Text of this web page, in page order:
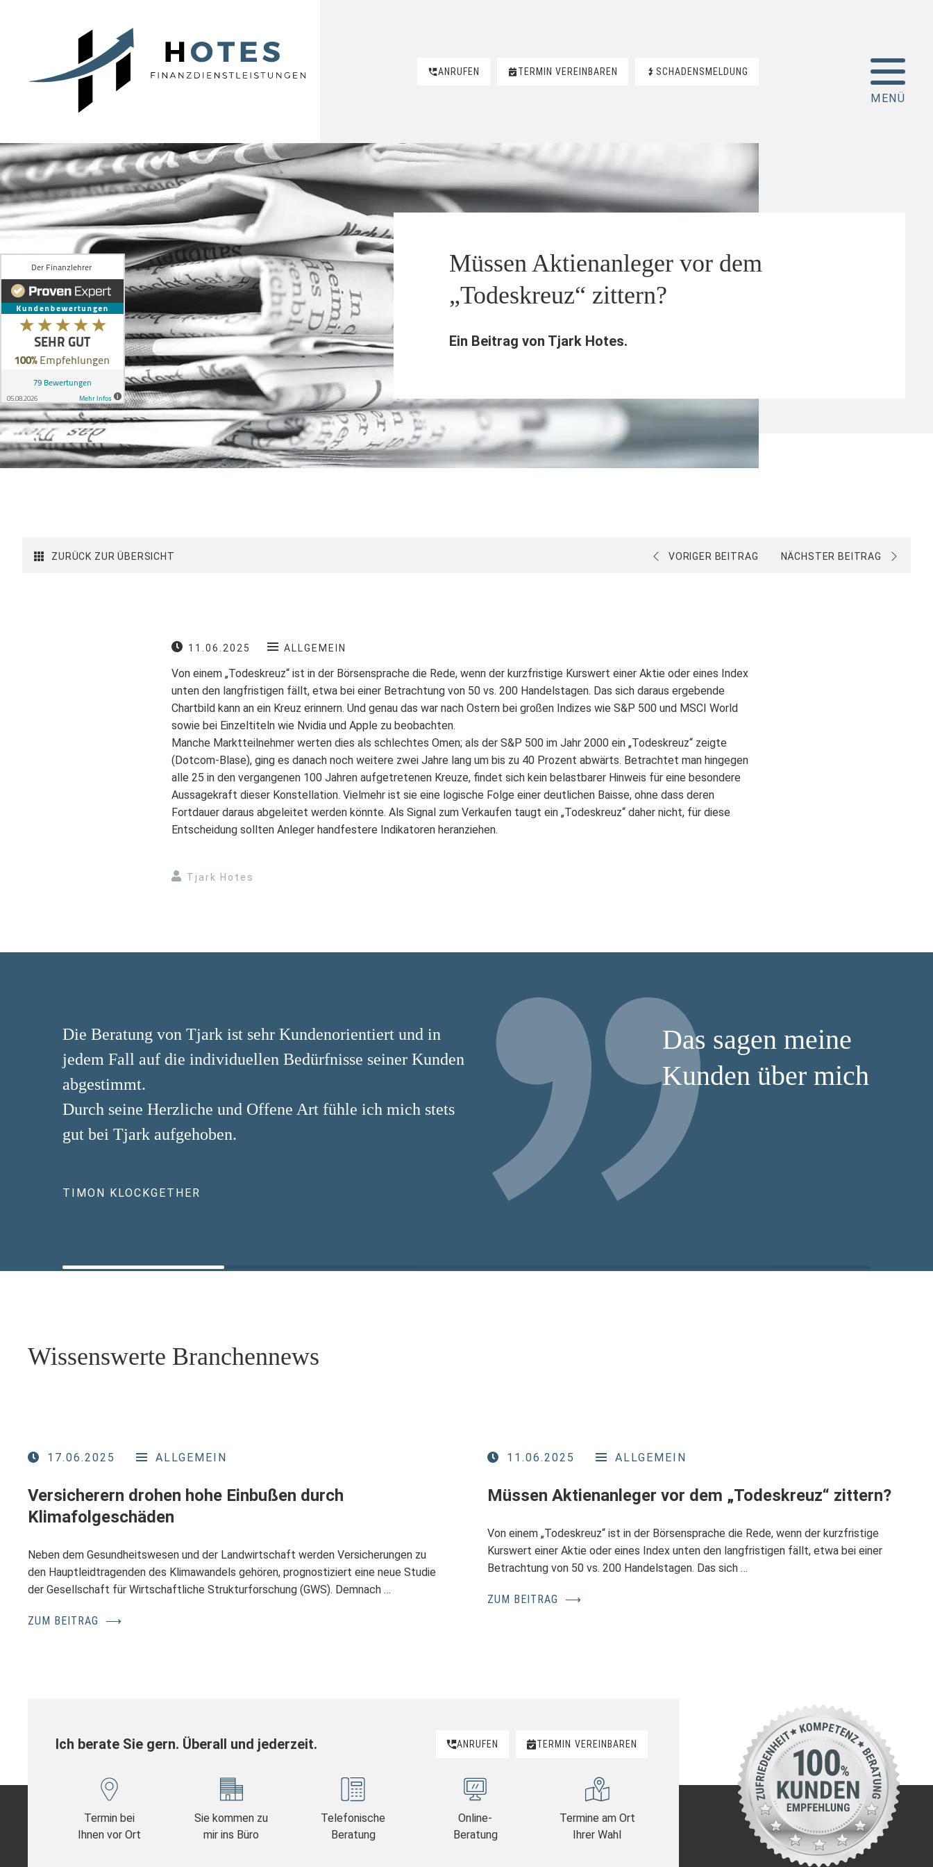
ANRUFEN TERMIN VEREINBAREN SCHADENSMELDUNG
Müssen Aktienanleger vor dem
„Todeskreuz“ zittern?
Ein Beitrag von Tjark Hotes.
ZURÜCK ZUR ÜBERSICHT VORIGER BEITRAG NÄCHSTER BEITRAG
11.06.2025 ALLGEMEIN
Von einem „Todeskreuz“ ist in der Börsensprache die Rede, wenn der kurzfristige Kurswert einer Aktie oder eines Index
unten den langfristigen fällt, etwa bei einer Betrachtung von 50 vs. 200 Handelstagen. Das sich daraus ergebende
Chartbild kann an ein Kreuz erinnern. Und genau das war nach Ostern bei großen Indizes wie S&P 500 und MSCI World
sowie bei Einzeltiteln wie Nvidia und Apple zu beobachten.
Manche Marktteilnehmer werten dies als schlechtes Omen; als der S&P 500 im Jahr 2000 ein „Todeskreuz“ zeigte
(Dotcom-Blase), ging es danach noch weitere zwei Jahre lang um bis zu 40 Prozent abwärts. Betrachtet man hingegen
alle 25 in den vergangenen 100 Jahren aufgetretenen Kreuze, findet sich kein belastbarer Hinweis für eine besondere
Aussagekraft dieser Konstellation. Vielmehr ist sie eine logische Folge einer deutlichen Baisse, ohne dass deren
Fortdauer daraus abgeleitet werden könnte. Als Signal zum Verkaufen taugt ein „Todeskreuz“ daher nicht, für diese
Entscheidung sollten Anleger handfestere Indikatoren heranziehen.
Tjark Hotes
Das sagen meine
Kunden über mich
Die Beratung von Tjark ist sehr Kundenorientiert und in
jedem Fall auf die individuellen Bedürfnisse seiner Kunden
abgestimmt.
Durch seine Herzliche und Offene Art fühle ich mich stets
gut bei Tjark aufgehoben.
TIMON KLOCKGETHER
Wissenswerte Branchennews
17.06.2025 ALLGEMEIN
Versicherern drohen hohe Einbußen durch
Klimafolgeschäden
Neben dem Gesundheitswesen und der Landwirtschaft werden Versicherungen zu
den Hauptleidtragenden des Klimawandels gehören, prognostiziert eine neue Studie
der Gesellschaft für Wirtschaftliche Strukturforschung (GWS). Demnach …
ZUM BEITRAG ⟶
11.06.2025 ALLGEMEIN
Müssen Aktienanleger vor dem „Todeskreuz“ zittern?
Von einem „Todeskreuz“ ist in der Börsensprache die Rede, wenn der kurzfristige
Kurswert einer Aktie oder eines Index unten den langfristigen fällt, etwa bei einer
Betrachtung von 50 vs. 200 Handelstagen. Das sich …
ZUM BEITRAG ⟶
Ich berate Sie gern. Überall und jederzeit. ANRUFEN TERMIN VEREINBAREN
Termin bei
Ihnen vor Ort
Sie kommen zu
mir ins Büro
Telefonische
Beratung
Online-
Beratung
Termine am Ort
Ihrer Wahl